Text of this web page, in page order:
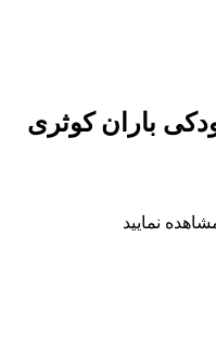
باران کوثری
نمایید